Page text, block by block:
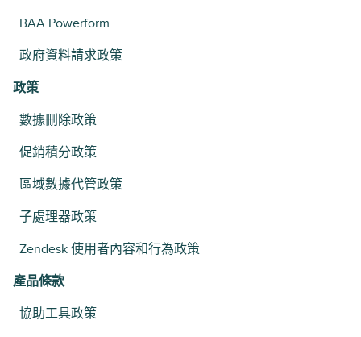
BAA Powerform
政府資料請求政策
政策
數據刪除政策
促銷積分政策
區域數據代管政策
子處理器政策
Zendesk 使用者內容和行為政策
產品條款
協助工具政策